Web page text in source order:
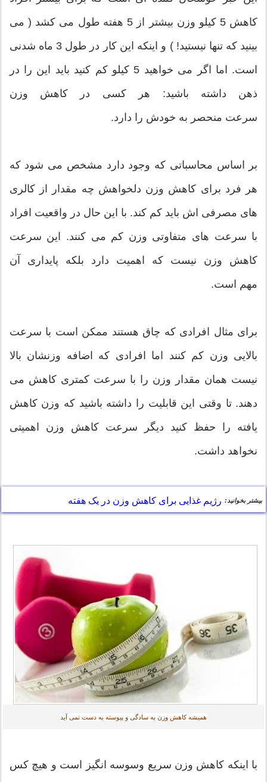
کاهش 5 کیلو وزن بیشتر از 5 هفته طول می کشد ( می
بینید که تنها نیستید! ) و اینکه این کار در طول 3 ماه شدنی
است. اما اگر می خواهید 5 کیلو کم کنید باید این را در
ذهن داشته باشید: هر کسی در کاهش وزن
سرعت منحصر به خودش را دارد.
بر اساس محاسباتی که وجود دارد مشخص می شود که
هر فرد برای کاهش وزن دلخواهش چه مقدار از کالری
های مصرفی اش باید کم کند. با این حال در واقعیت افراد
با سرعت های متفاوتی وزن کم می کنند. این سرعت
کاهش وزن نیست که اهمیت دارد بلکه پایداری آن
مهم است.
برای مثال افرادی که چاق هستند ممکن است با سرعت
بالایی وزن کم کنند اما افرادی که اضافه وزنشان بالا
نیست همان مقدار وزن را با سرعت کمتری کاهش می
دهند. تا وقتی این قابلیت را داشته باشید که وزن کاهش
یافته را حفظ کنید دیگر سرعت کاهش وزن اهمیتی
نخواهد داشت.
بیشتر بخوانید: رژیم غذایی برای کاهش وزن در یک هفته
همیشه کاهش وزن به سادگی و پیوسته به دست نمی آید
با اینکه کاهش وزن سریع وسوسه انگیز است و هیچ کس